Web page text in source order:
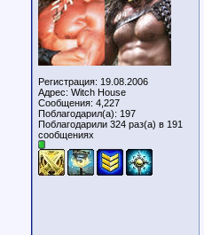
Регистрация: 19.08.2006
Адрес: Witch House
Сообщения: 4,227
Поблагодарил(а): 197
Поблагодарили 324 раз(а) в 191
сообщениях